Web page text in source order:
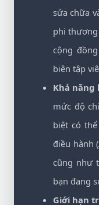
sửa chữa
phi
cộng
biên tập
Khả năng
mức độ
biệt có
điều hành
cũng như
bạn đang
Giới hạn